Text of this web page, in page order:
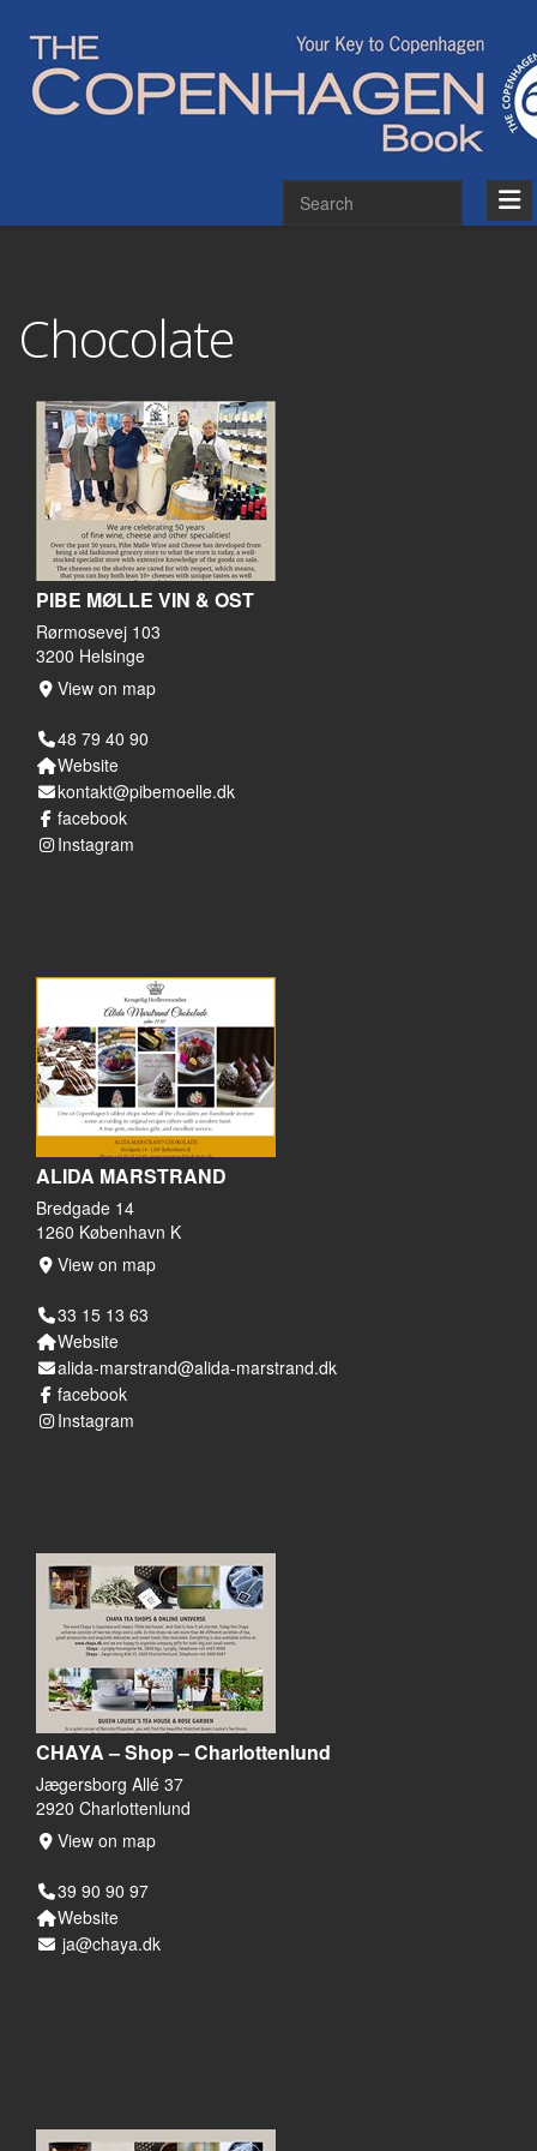
Chocolate
PIBE MØLLE VIN & OST
Rørmosevej 103
3200 Helsinge
View on map
48 79 40 90
Website
kontakt@pibemoelle.dk
facebook
Instagram
ALIDA MARSTRAND
Bredgade 14
1260 København K
View on map
33 15 13 63
Website
alida-marstrand@alida-marstrand.dk
facebook
Instagram
CHAYA – Shop – Charlottenlund
Jægersborg Allé 37
2920 Charlottenlund
View on map
39 90 90 97
Website
ja@chaya.dk